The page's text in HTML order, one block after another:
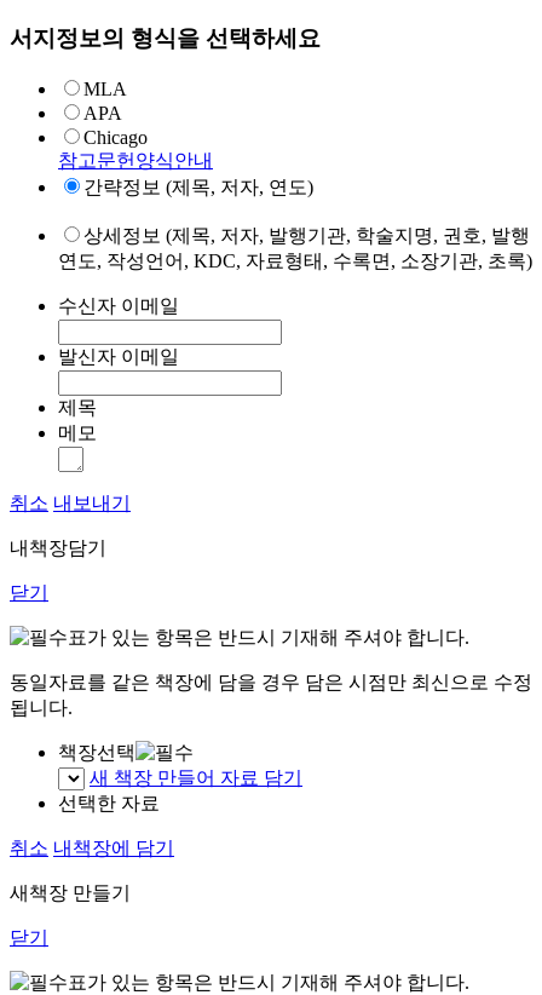
서지정보의 형식을 선택하세요
MLA
APA
Chicago
참고문헌양식안내
간략정보 (제목, 저자, 연도)
상세정보 (제목, 저자, 발행기관, 학술지명, 권호, 발행
연도, 작성언어, KDC, 자료형태, 수록면, 소장기관, 초록)
수신자 이메일
발신자 이메일
제목
메모
취소 내보내기
내책장담기
닫기
표가 있는 항목은 반드시 기재해 주셔야 합니다.
동일자료를 같은 책장에 담을 경우 담은 시점만 최신으로 수정
됩니다.
책장선택
새 책장 만들어 자료 담기
선택한 자료
취소 내책장에 담기
새책장 만들기
닫기
표가 있는 항목은 반드시 기재해 주셔야 합니다.